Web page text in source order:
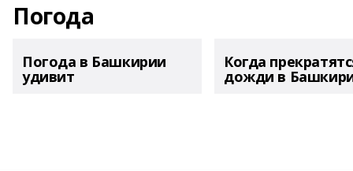
Погода
Погода в Башкирии
удивит
Когда
дожди в